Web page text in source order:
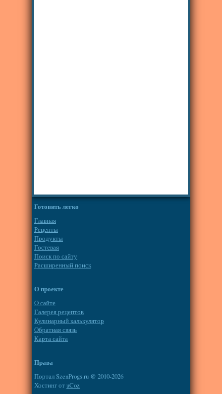
Готовить легко
Главная
Рецепты
Продукты
Гостевая
Поиск по сайту
Расширенный поиск
О проекте
О сайте
Галерея рецептов
Кулинарный калькулятор
Обратная связь
Карта сайта
Права
Портал SzenProgs.ru @ 2010-2026
Хостинг отuCoz